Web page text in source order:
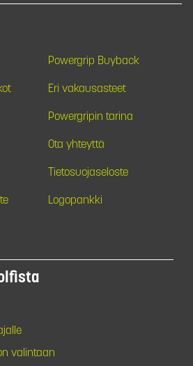
Powergrip Buyback
Eri vakausasteet
Powergripin tarina
Ota yhteyttä
Tietosuojaseloste
Logopankki
valintaan